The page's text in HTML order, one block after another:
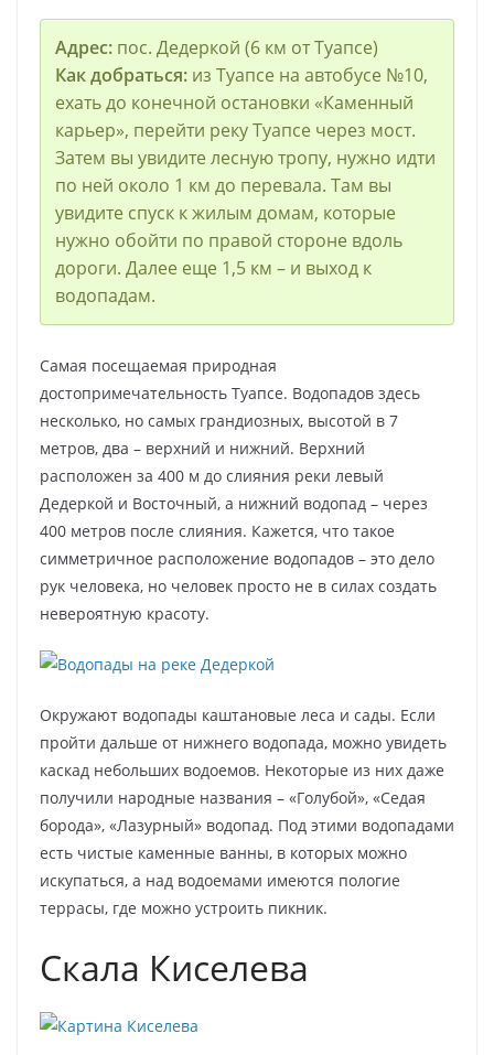
Адрес:пос. Дедеркой (6 км от Туапсе)
Как добраться:из Туапсе на автобусе №10,
ехать до конечной остановки «Каменный
карьер», перейти реку Туапсе через мост.
Затем вы увидите лесную тропу, нужно идти
по ней около 1 км до перевала. Там вы
увидите спуск к жилым домам, которые
нужно обойти по правой стороне вдоль
дороги. Далее еще 1,5 км – и выход к
водопадам.
Самая посещаемая природная
достопримечательность Туапсе. Водопадов здесь
несколько, но самых грандиозных, высотой в 7
метров, два – верхний и нижний. Верхний
расположен за 400 м до слияния реки левый
Дедеркой и Восточный, а нижний водопад – через
400 метров после слияния. Кажется, что такое
симметричное расположение водопадов – это дело
рук человека, но человек просто не в силах создать
невероятную красоту.
Окружают водопады каштановые леса и сады. Если
пройти дальше от нижнего водопада, можно увидеть
каскад небольших водоемов. Некоторые из них даже
получили народные названия – «Голубой», «Седая
борода», «Лазурный» водопад. Под этими водопадами
есть чистые каменные ванны, в которых можно
искупаться, а над водоемами имеются пологие
террасы, где можно устроить пикник.
Скала Киселева